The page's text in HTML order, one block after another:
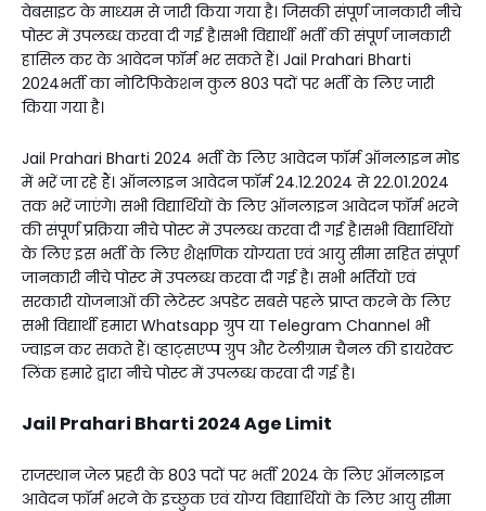
वेबसाइट के माध्यम से जारी किया गया है। जिसकी संपूर्ण जानकारी नीचे
पोस्ट में उपलब्ध करवा दी गई है।सभी विद्यार्थी भर्ती की संपूर्ण जानकारी
हासिल कर के आवेदन फॉर्म भर सकते हैं। Jail Prahari Bharti
2024भर्ती का नोटिफिकेशन कुल 803 पदों पर भर्ती के लिए जारी
किया गया है।
Jail Prahari Bharti 2024 भर्ती के लिए आवेदन फॉर्म ऑनलाइन मोड
में भरें जा रहे हैं। ऑनलाइन आवेदन फॉर्म 24.12.2024 से 22.01.2024
तक भरें जाएंगे। सभी विद्यार्थियों के लिए ऑनलाइन आवेदन फॉर्म भरने
की संपूर्ण प्रक्रिया नीचे पोस्ट में उपलब्ध करवा दी गई है।सभी विद्यार्थियों
के लिए इस भर्ती के लिए शैक्षणिक योग्यता एवं आयु सीमा सहित संपूर्ण
जानकारी नीचे पोस्ट में उपलब्ध करवा दी गई है। सभी भर्तियों एवं
सरकारी योजनाओं की लेटेस्ट अपडेट सबसे पहले प्राप्त करने के लिए
सभी विद्यार्थी हमारा Whatsapp ग्रुप या Telegram Channel भी
ज्वाइन कर सकते हैं। व्हाट्सएप्प ग्रुप और टेलीग्राम चैनल की डायरेक्ट
लिंक हमारे द्वारा नीचे पोस्ट में उपलब्ध करवा दी गई है।
Jail Prahari Bharti 2024 Age Limit
राजस्थान जेल प्रहरी के 803 पदों पर भर्ती 2024 के लिए ऑनलाइन
आवेदन फॉर्म भरने के इच्छुक एवं योग्य विद्यार्थियों के लिए आयु सीमा